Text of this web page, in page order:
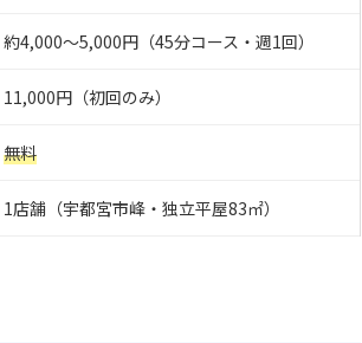
約4,000〜5,000円（45分コース・週1回）
11,000円（初回のみ）
無料
1店舗（宇都宮市峰・独立平屋83㎡）